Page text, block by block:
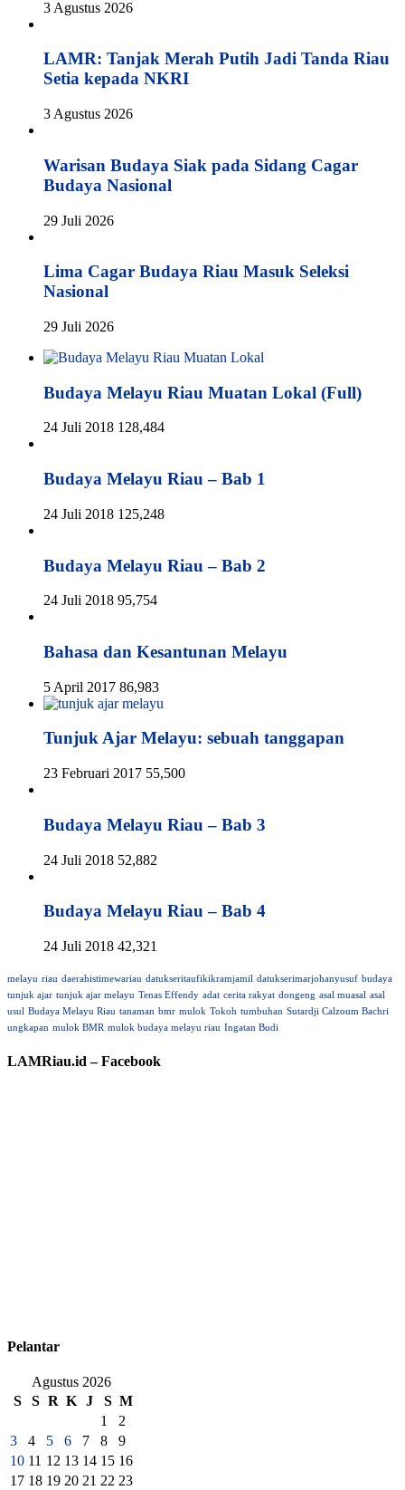
3 Agustus 2026
LAMR: Tanjak Merah Putih Jadi Tanda Riau
Setia kepada NKRI
3 Agustus 2026
Warisan Budaya Siak pada Sidang Cagar
Budaya Nasional
29 Juli 2026
Lima Cagar Budaya Riau Masuk Seleksi
Nasional
29 Juli 2026
Budaya Melayu Riau Muatan Lokal (Full)
24 Juli 2018 128,484
Budaya Melayu Riau – Bab 1
24 Juli 2018 125,248
Budaya Melayu Riau – Bab 2
24 Juli 2018 95,754
Bahasa dan Kesantunan Melayu
5 April 2017 86,983
Tunjuk Ajar Melayu: sebuah tanggapan
23 Februari 2017 55,500
Budaya Melayu Riau – Bab 3
24 Juli 2018 52,882
Budaya Melayu Riau – Bab 4
24 Juli 2018 42,321
melayu riau daerahistimewariau datukseritaufikikramjamil datukserimarjohanyusuf budaya
tunjuk ajar tunjuk ajar melayu Tenas Effendy adat cerita rakyat dongeng asal muasal asal
usul Budaya Melayu Riau tanaman bmr mulok Tokoh tumbuhan Sutardji Calzoum Bachri
ungkapan mulok BMR mulok budaya melayu riau Ingatan Budi
LAMRiau.id – Facebook
Pelantar
Agustus 2026
S
S R K J S M
1
2
3
4 5 6 7 8
9
10 11 12 13 14 15 16
17 18 19 20 21 22 23